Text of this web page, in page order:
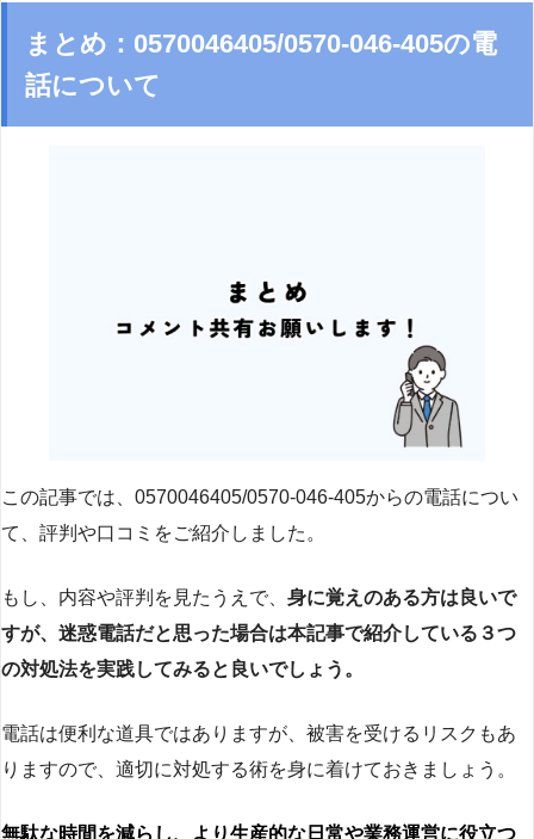
まとめ：0570046405/0570-046-405の電
話について
この記事では、0570046405/0570-046-405からの電話につい
て、評判や口コミをご紹介しました。
もし、内容や評判を見たうえで、 身に覚えのある方は良いで
すが、迷惑電話だと思った場合は本記事で紹介している３つ
の対処法を実践してみると良いでしょう。
電話は便利な道具ではありますが、被害を受けるリスクもあ
りますので、適切に対処する術を身に着けておきましょう。
無駄な時間を減らし、より生産的な日常や業務運営に役立つ